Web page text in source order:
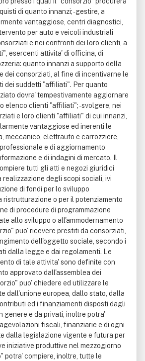
di quanto innanzi; - gestire, a
vantaggiose, centri diagnostici,
per auto e veicoli industriali
e nei confronti dei loro clienti, a
esercenti attivita' di officina, di
quanto innanzi a supporto della
dei consorziati, al fine di incentivarne le
dei suddetti "affiliati". Per quanto
dovra' tempestivamente aggiornare
elenco clienti "affiliati"; - svolgere, nei
e loro clienti "affiliati" di cui innanzi,
vantaggiose ed inerenti le
meccanico, elettrauto e carrozziere,
e di aggiornamento
e di indagini di mercato. Il
tutti gli atti e negozi giuridici
degli scopi sociali, ivi
di fondi per lo sviluppo
ristrutturazione o per il potenziamento
di procedure di programmazione
allo sviluppo o all'ammodernamento
puo' ricevere prestiti da consorziati,
dell'oggetto sociale, secondo i
dalla legge e dai regolamenti. Le
di tale attivita' sono definite con
approvato dall'assemblea dei
puo' chiedere ed utilizzare le
dall'unione europea, dallo stato, dalla
ed i finanziamenti disposti dagli
genere e da privati, inoltre potra'
fiscali, finanziarie e di ogni
dalla legislazione vigente e futura per
iniziative produttive nel mezzogiorno
potra' compiere, inoltre, tutte le